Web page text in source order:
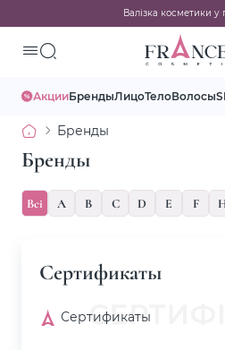
Валізка косметики у
АкцииБрендыЛицоТелоВолосы
Бренды
Бренды
Всі A B C D E F
Сертификаты
Сертификаты